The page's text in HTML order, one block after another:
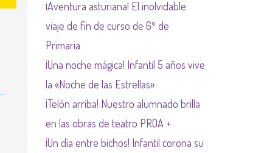
¡Aventura asturiana! El inolvidable
viaje de fin de curso de 6º de
Primaria
¡Una noche mágica! Infantil 5 años vive
la «Noche de las Estrellas»
¡Telón arriba! Nuestro alumnado brilla
en las obras de teatro PROA +
¡Un día entre bichos! Infantil corona su